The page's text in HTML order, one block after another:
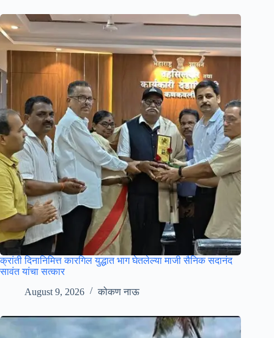
क्रांती दिनानिमित्त कारगिल युद्धात भाग घेतलेल्या माजी सैनिक सदानंद
सावंत यांचा सत्कार
August 9, 2026
कोकण नाऊ